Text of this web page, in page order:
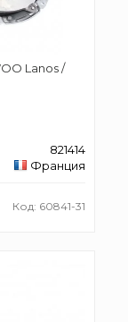
Lanos /
821414
Франция
Код: 60841-31